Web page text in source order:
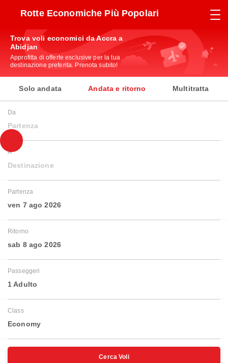
Rotte Economiche Più Popolari
Trova voli economici da Accra a
Abidjan
Approfitta di offerte esclusive per la tua
destinazione preferita. Prenota subito!
Solo andata Andata e ritorno Multitratta
Da
Partenza
A
Destinazione
Partenza
ven 7 ago 2026
Ritorno
sab 8 ago 2026
Passeggeri
1 Adulto
Class
Economy
Cerca Voli